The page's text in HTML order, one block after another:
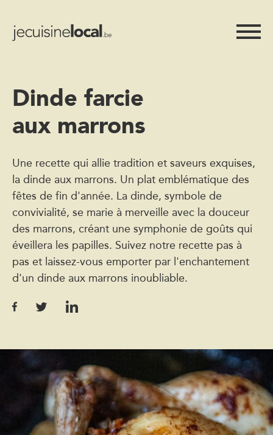
Dinde farcie
aux marrons
Une recette qui allie tradition et saveurs exquises,
la dinde aux marrons. Un plat emblématique des
fêtes de fin d'année. La dinde, symbole de
convivialité, se marie à merveille avec la douceur
des marrons, créant une symphonie de goûts qui
éveillera les papilles. Suivez notre recette pas à
pas et laissez-vous emporter par l'enchantement
d'un dinde aux marrons inoubliable.